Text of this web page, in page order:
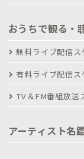
おうちで観る・
無料ライブ配信ス
有料ライブ配信ス
TV＆FM番組放送
アーティスト名